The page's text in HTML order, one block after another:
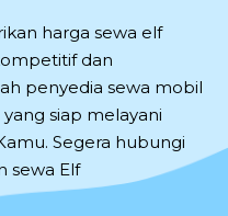
harga sewa elf
dan
penyedia sewa mobil
siap melayani
Segera hubungi
sewa Elf